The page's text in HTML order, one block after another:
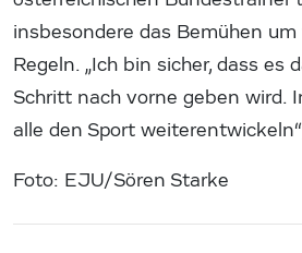
insbesondere das Bemühen
Regeln. „Ich bin sicher, dass es
Schritt nach vorne geben wird.
alle den Sport
Foto: EJU/Sören Starke